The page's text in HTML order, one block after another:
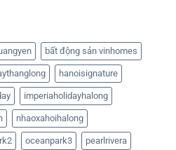
bất động sản vinhomes
hanoisignature
imperiaholidayhalong
nhaoxahoihalong
oceanpark3 pearlrivera